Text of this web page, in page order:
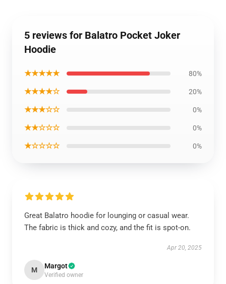
5 reviews for Balatro Pocket Joker
Hoodie
★★★★★ 80%
★★★★☆ 20%
★★★☆☆ 0%
★★☆☆☆ 0%
★☆☆☆☆ 0%
Great Balatro hoodie for lounging or casual wear.
The fabric is thick and cozy, and the fit is spot-on.
Apr 20, 2025
M Margot
Verified owner